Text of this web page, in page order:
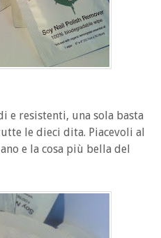
e resistenti, una sola basta
le dieci dita. Piacevoli al
e la cosa più bella del